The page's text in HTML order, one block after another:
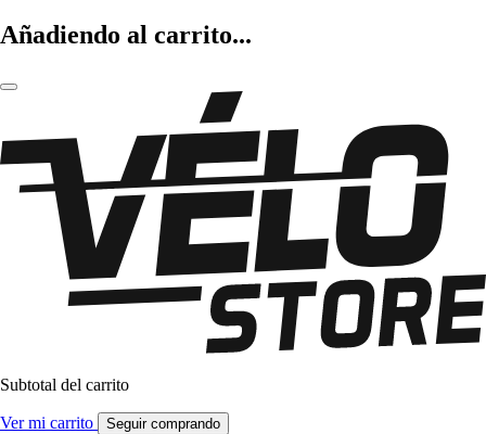
Añadiendo al carrito...
Subtotal del carrito
Ver mi carrito Seguir comprando